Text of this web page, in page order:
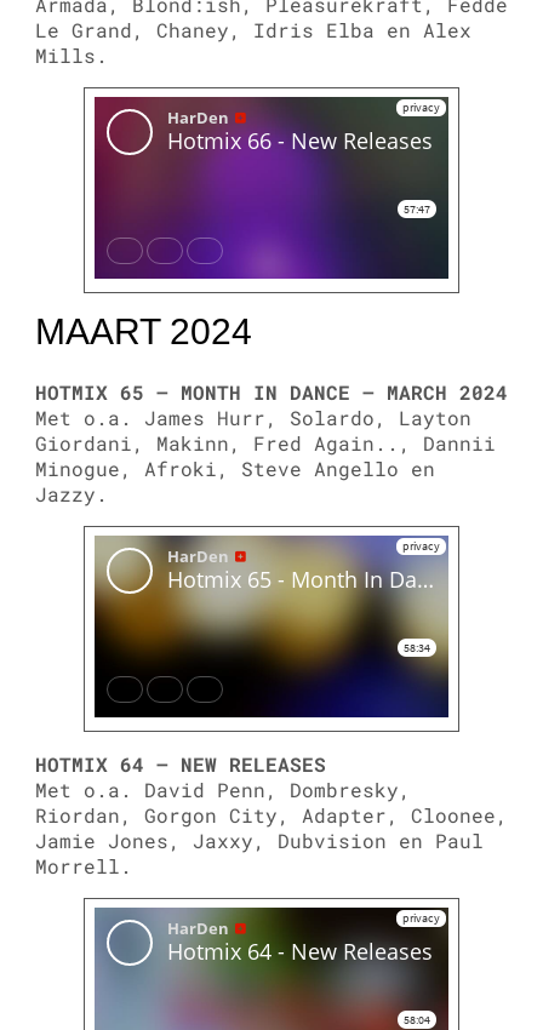
Le Grand, Chaney, Idris Elba en Alex
Mills.
MAART 2024
HOTMIX 65 – MONTH IN DANCE – MARCH 2024
Met o.a. James Hurr, Solardo, Layton
Giordani, Makinn, Fred Again.., Dannii
Minogue, Afroki, Steve Angello en
Jazzy.
HOTMIX 64 – NEW RELEASES
Met o.a. David Penn, Dombresky,
Riordan, Gorgon City, Adapter, Cloonee,
Jamie Jones, Jaxxy, Dubvision en Paul
Morrell.